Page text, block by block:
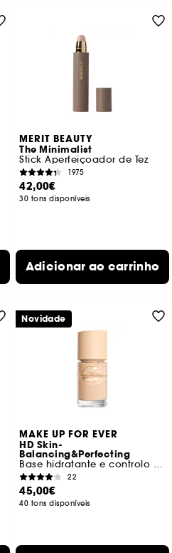
MERIT BEAUTY
The Minimalist
Stick Aperfeiçoador de Tez
1975
42,00€
30 tons disponíveis
Adicionar ao carrinho
MAKE UP FOR EVER
HD Skin-
Balancing&Perfecting
Base hidratante e controlo de brilhos
22
45,00€
40 tons disponíveis
Novidade